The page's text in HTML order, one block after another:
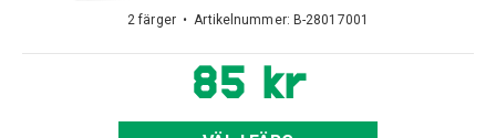
2 färger • Artikelnummer: B-28017001
85 kr